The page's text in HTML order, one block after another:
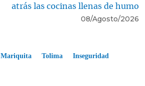
atrás las cocinas llenas de humo
08/Agosto/2026
Mariquita Tolima Inseguridad